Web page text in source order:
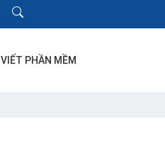
VIẾT PHẦN MỀM